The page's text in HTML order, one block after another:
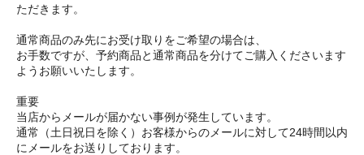
ただきます。
通常商品のみ先にお受け取りをご希望の場合は、
お手数ですが、予約商品と通常商品を分けてご購入くださいます
ようお願いいたします。
重要
当店からメールが届かない事例が発生しています。
通常（土日祝日を除く）お客様からのメールに対して24時間以内
にメールをお送りしております。